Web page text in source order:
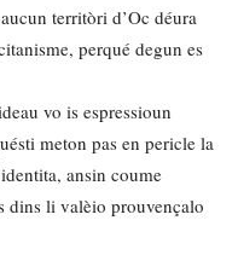
territòri d’Oc déura
perqué degun es
vo is espressioun
meton pas en pericle la
ansin coume
dins li valèio prouvençalo